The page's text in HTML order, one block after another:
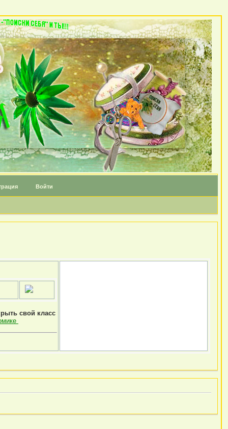
Войти
свой класс